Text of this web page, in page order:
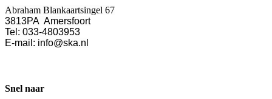
Abraham Blankaartsingel 67
3813PA Amersfoort
Tel: 033-4803953
E-mail: info@ska.nl
Snel naar